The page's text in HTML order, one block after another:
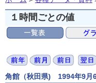
１時間ごとの値
角館（秋田県) 1994年9月6